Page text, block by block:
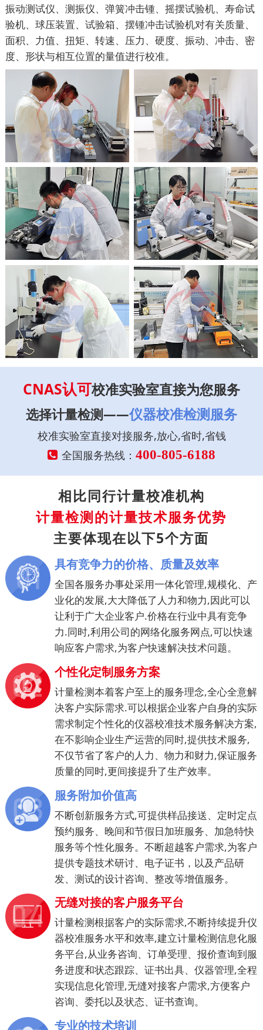
振动测试仪、测振仪、弹簧冲击锺、摇摆试验机、寿命试
验机、球压装置、试验箱、摆锺冲击试验机对有关质量、
面积、力值、扭矩、转速、压力、硬度、振动、冲击、密
度、形状与相互位置的量值进行校准。
CNAS认可校准实验室直接为您服务
选择计量检测——仪器校准检测服务
校准实验室直接对接服务,放心,省时,省钱
全国服务热线：400-805-6188
相比同行计量校准机构
计量检测的计量技术服务优势
主要体现在以下5个方面
具有竞争力的价格、质量及效率
全国各服务办事处采用一体化管理,规模化、产
业化的发展,大大降低了人力和物力,因此可以
让利于广大企业客户.价格在行业中具有竞争
力.同时,利用公司的网络化服务网点,可以快速
响应客户需求,为客户快速解决技术问题。
个性化定制服务方案
计量检测本着客户至上的服务理念,全心全意解
决客户实际需求.可以根据企业客户自身的实际
需求制定个性化的仪器校准技术服务解决方案,
在不影响企业生产运营的同时,提供技术服务,
不仅节省了客户的人力、物力和财力,保证服务
质量的同时,更间接提升了生产效率。
服务附加价值高
不断创新服务方式,可提供样品接送、定时定点
预约服务、晚间和节假日加班服务、加急特快
服务等个性化服务。不断超越客户需求,为客户
提供专题技术研讨、电子证书，以及产品研
发、测试的设计咨询、整改等增值服务。
无缝对接的客户服务平台
计量检测根据客户的实际需求,不断持续提升仪
器校准服务水平和效率,建立计量检测信息化服
务平台,从业务咨询、订单受理、报价查询到服
务进度和状态跟踪、证书出具、仪器管理,全程
实现信息化管理,无缝对接客户需求,方便客户
咨询、委托以及状态、证书查询。
专业的技术培训